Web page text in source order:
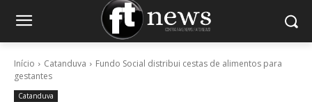
Início Catanduva
Fundo Social distribui cestas de alimentos para
gestantes
Catanduva